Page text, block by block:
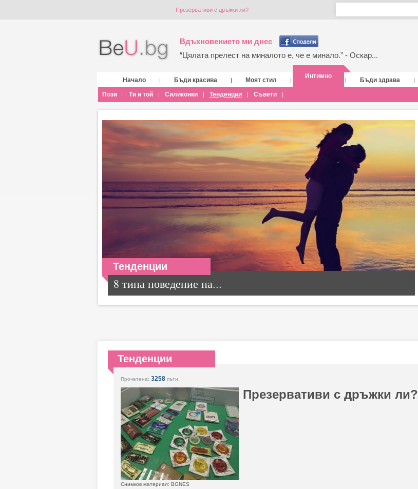
Презервативи с дръжки ли?
Вдъхновението ми днес
“Цялата прелест на миналото е, че е минало.” - Оскар...
Начало | Бъди красива | Моят стил |
Интимно
| Бъди здрава |
Пози
| Ти и той | Силиконки | Тенденции | Съвети |
Тенденции
8 типа поведение на...
Тенденции
Прочетена: 3258пъти
Презервативи с дръжки ли?
Снимков материал: BGNES